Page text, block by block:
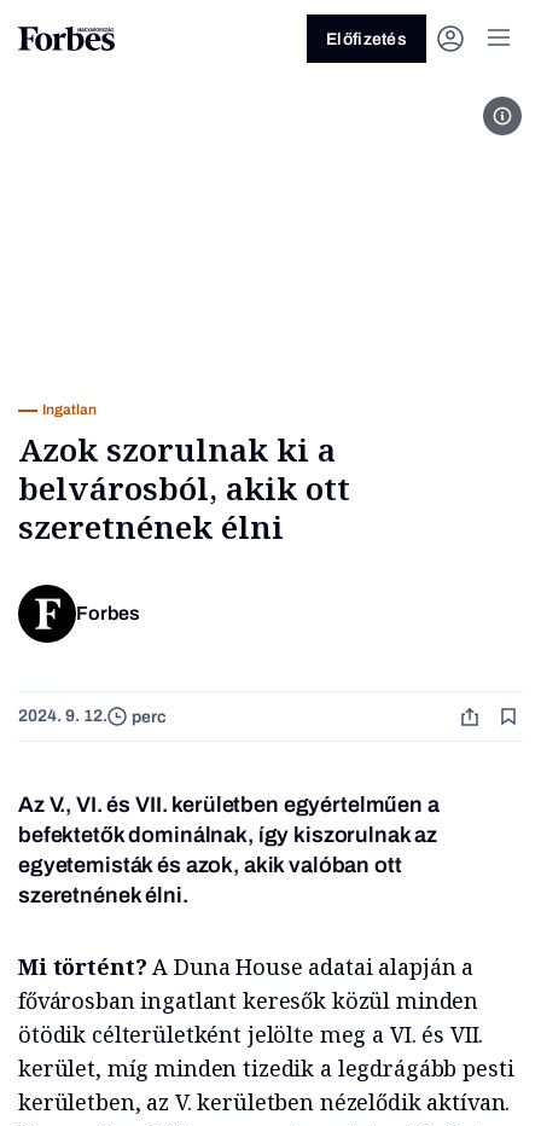
Előfizetés
Ingatlan
Azok szorulnak ki a
belvárosból, akik ott
szeretnének élni
Forbes
2024. 9. 12. perc
Az V., VI. és VII. kerületben egyértelműen a
befektetők dominálnak, így kiszorulnak az
egyetemisták és azok, akik valóban ott
szeretnének élni.
Mi történt? A Duna House adatai alapján a
fővárosban ingatlant keresők közül minden
ötödik célterületként jelölte meg a VI. és VII.
kerület, míg minden tizedik a legdrágább pesti
kerületben, az V. kerületben nézelődik aktívan.